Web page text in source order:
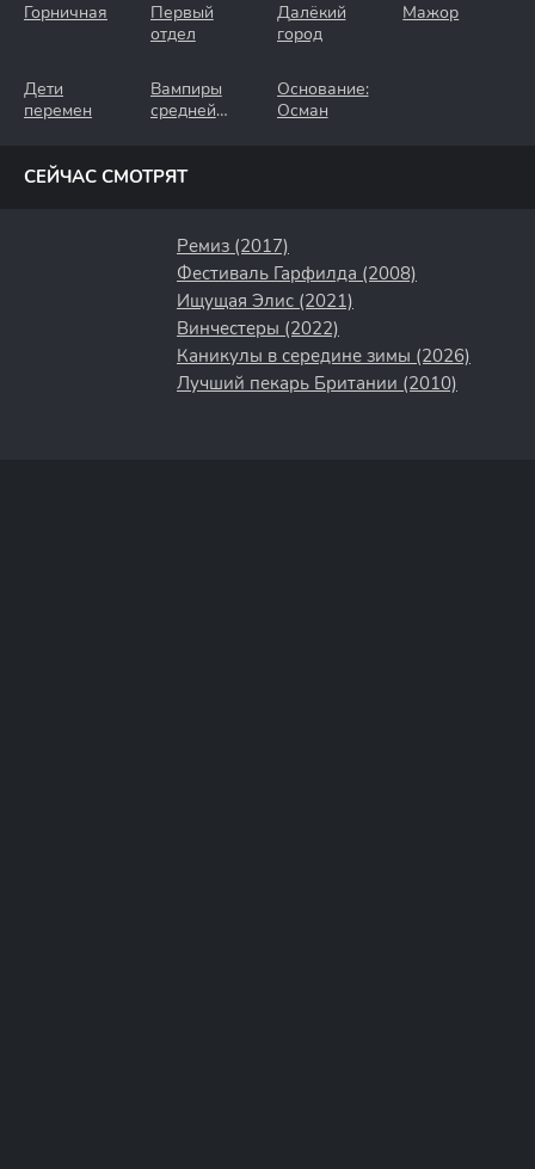
Горничная
Первый
отдел
Далёкий
город
Мажор
Дети
перемен
Вампиры
средней
Основание:
Осман
СЕЙЧАС СМОТРЯТ
Ремиз (2017)
Фестиваль Гарфилда (2008)
Ищущая Элис (2021)
Винчестеры (2022)
Каникулы в середине зимы (2026)
Лучший пекарь Британии (2010)